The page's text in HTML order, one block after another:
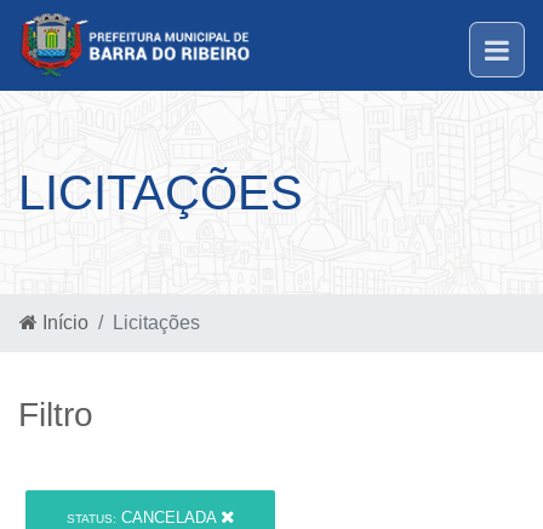
LICITAÇÕES
Início Licitações
Filtro
STATUS: CANCELADA